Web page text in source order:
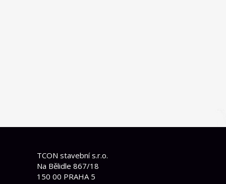
TCON stavební s.r.o.
Na Bělidle 867/18
150 00 PRAHA 5